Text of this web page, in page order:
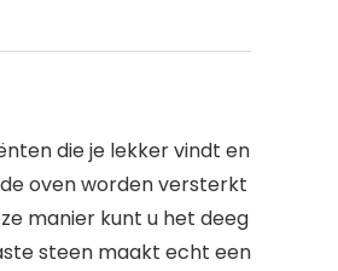
die je lekker vindt en
oven worden versterkt
manier kunt u het deeg
steen maakt echt een